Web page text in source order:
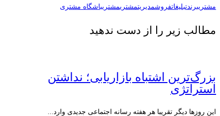
مشتریبرندتبلیغاتفروشمدیریتمشتریمشتریباشگاه مشتری
مطالب زیر را از دست ندهید
بزرگ‌ترین اشتباه بازاریابی؛ نداشتن
استراتژی
این روزها دیگر تقریبا هر هفته رسانه اجتماعی جدیدی وارد...